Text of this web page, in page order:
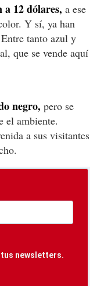
a 12 dólares, a ese
Y sí, ya han
tanto azul y
que se vende aquí
negro, pero se
el ambiente.
a sus visitantes
newsletters.